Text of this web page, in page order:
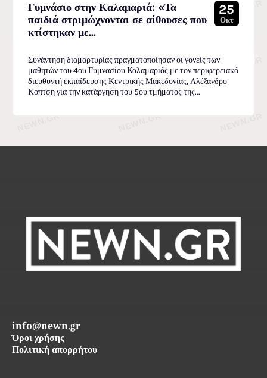
Γυμνάσιο στην Καλαμαριά: «Τα
παιδιά στριμώχνονται σε αίθουσες που
κτίστηκαν με...
25
Οκτ
Συνάντηση διαμαρτυρίας πραγματοποίησαν οι γονείς των
μαθητών του 4ου Γυμνασίου Καλαμαριάς με τον περιφερειακό
διευθυντή εκπαίδευσης Κεντρικής Μακεδονίας, Αλέξανδρο
Κόπτση για την κατάργηση του 5ου τμήματος της...
info@newn.gr
Όροι χρήσης
Πολιτική απορρήτου